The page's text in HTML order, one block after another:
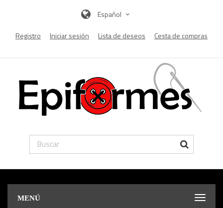
Español
Registro Iniciar sesión Lista de deseos Cesta de compras
MENÚ